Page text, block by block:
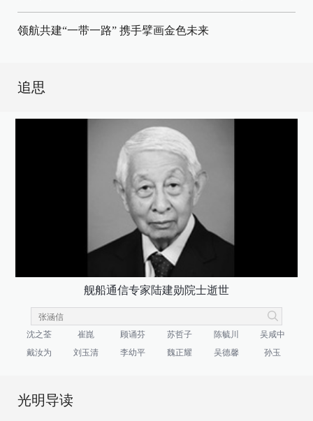
领航共建“一带一路” 携手擘画金色未来
追思
舰船通信专家陆建勋院士逝世
沈之荃 崔崑 顾诵芬 苏哲子 陈毓川
吴咸中
戴汝为
刘玉清 李幼平 魏正耀 吴德馨 孙玉
光明导读